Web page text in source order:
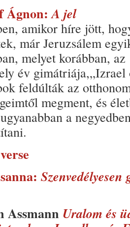
Ágnon:A jel
amikor híre jött,
már Jeruzsálem
melyet korábban,
év
feldúlták az
megment, és
a
Assmann Uralom és